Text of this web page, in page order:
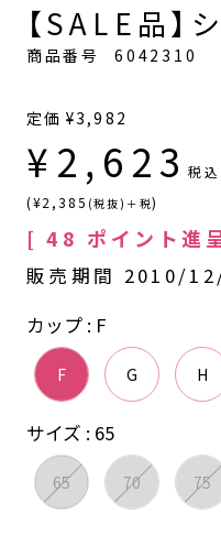
【SALE品】
商品番号 6042310
定価 ¥3,982
¥2,623 税込
(¥2,385 (税抜)＋税)
[ 48 ポイント進
販売期間 2010/
サイズ 65
65 70 75
カップ F
F G H